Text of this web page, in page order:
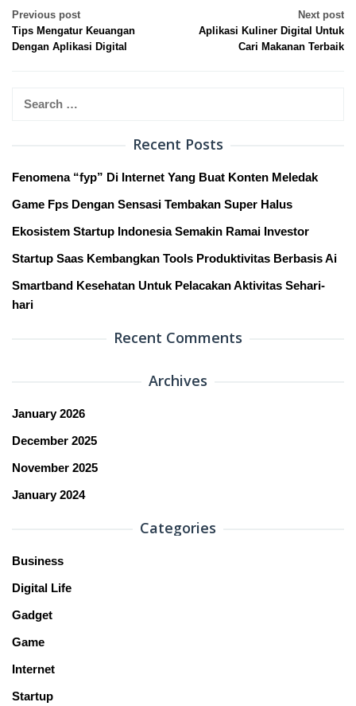
Post
navigation
Previous post
Tips Mengatur Keuangan
Dengan Aplikasi Digital
Next post
Aplikasi Kuliner Digital Untuk
Cari Makanan Terbaik
Recent Posts
Fenomena “fyp” Di Internet Yang Buat Konten Meledak
Game Fps Dengan Sensasi Tembakan Super Halus
Ekosistem Startup Indonesia Semakin Ramai Investor
Startup Saas Kembangkan Tools Produktivitas Berbasis Ai
Smartband Kesehatan Untuk Pelacakan Aktivitas Sehari-
hari
Recent Comments
Archives
January 2026
December 2025
November 2025
January 2024
Categories
Business
Digital Life
Gadget
Game
Internet
Startup